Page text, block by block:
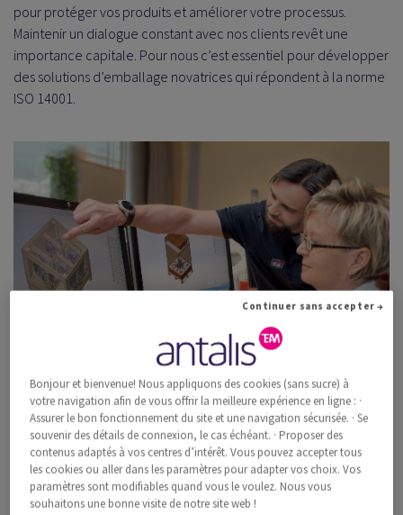
pour protéger vos produits et améliorer votre processus.
Maintenir un dialogue constant avec nos clients revêt une
importance capitale. Pour nous c’est essentiel pour développer
des solutions d’emballage novatrices qui répondent à la norme
ISO 14001.
DANS CETTE SECTION
Smart Consult
Smart Tech Design
Bonjour et bienvenue! Nous appliquons des cookies (sans sucre) à
votre navigation afin de vous offrir la meilleure expérience en ligne : ·
Assurer le bon fonctionnement du site et une navigation sécurisée. · Se
souvenir des détails de connexion, le cas échéant. · Proposer des
contenus adaptés à vos centres d’intérêt. Vous pouvez accepter tous
les cookies ou aller dans les paramètres pour adapter vos choix. Vos
paramètres sont modifiables quand vous le voulez. Nous vous
souhaitons une bonne visite de notre site web !
Continuer sans accepter →